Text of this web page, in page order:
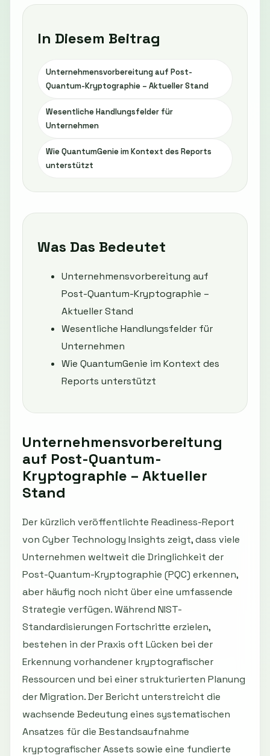
In Diesem Beitrag
Unternehmensvorbereitung auf Post-
Quantum-Kryptographie – Aktueller Stand
Wesentliche Handlungsfelder für
Unternehmen
Wie QuantumGenie im Kontext des Reports
unterstützt
Was Das Bedeutet
Unternehmensvorbereitung auf
Post-Quantum-Kryptographie –
Aktueller Stand
Wesentliche Handlungsfelder für
Unternehmen
Wie QuantumGenie im Kontext des
Reports unterstützt
Unternehmensvorbereitung
auf Post-Quantum-
Kryptographie – Aktueller
Stand
Der kürzlich veröffentlichte Readiness-Report
von Cyber Technology Insights zeigt, dass viele
Unternehmen weltweit die Dringlichkeit der
Post-Quantum-Kryptographie (PQC) erkennen,
aber häufig noch nicht über eine umfassende
Strategie verfügen. Während NIST-
Standardisierungen Fortschritte erzielen,
bestehen in der Praxis oft Lücken bei der
Erkennung vorhandener kryptografischer
Ressourcen und bei einer strukturierten Planung
der Migration. Der Bericht unterstreicht die
wachsende Bedeutung eines systematischen
Ansatzes für die Bestandsaufnahme
kryptografischer Assets sowie eine fundierte